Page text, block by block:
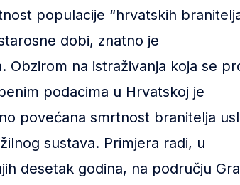
populacije “hrvatskih
dobi, znatno je
Obzirom na istraživanja koja se
podacima u Hrvatskoj je
povećana smrtnost branitelja
sustava. Primjera radi, u
desetak godina, na području